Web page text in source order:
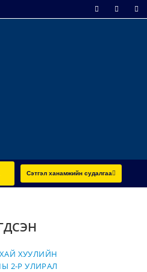
Сэтгэл ханамжийн судалгаа
ХУУЛИЙН
2-Р УЛИРАЛ